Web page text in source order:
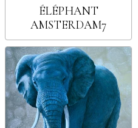
ÉLÉPHANT
AMSTERDAM7